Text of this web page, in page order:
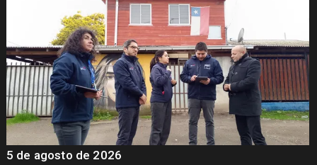
5 de agosto de 2026